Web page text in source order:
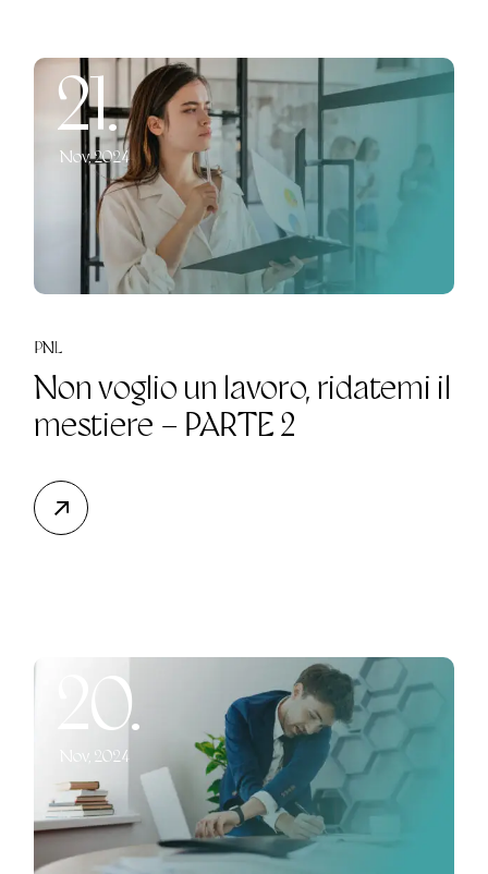
21.
Nov, 2024
PNL
Non voglio un lavoro, ridatemi il
mestiere – PARTE 2
20.
Nov, 2024